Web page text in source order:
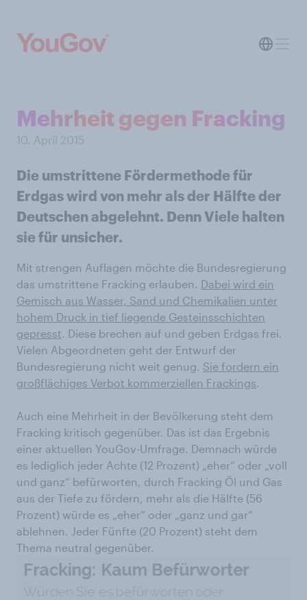
Mehrheit gegen Fracking
10. April 2015
Die umstrittene Fördermethode für
Erdgas wird von mehr als der Hälfte der
Deutschen abgelehnt. Denn Viele halten
sie für unsicher.
Mit strengen Auflagen möchte die Bundesregierung
das umstrittene Fracking erlauben. Dabei wird ein
Gemisch aus Wasser, Sand und Chemikalien unter
hohem Druck in tief liegende Gesteinsschichten
gepresst. Diese brechen auf und geben Erdgas frei.
Vielen Abgeordneten geht der Entwurf der
Bundesregierung nicht weit genug. Sie fordern ein
großflächiges Verbot kommerziellen Frackings.
Auch eine Mehrheit in der Bevölkerung steht dem
Fracking kritisch gegenüber. Das ist das Ergebnis
einer aktuellen YouGov-Umfrage. Demnach würde
es lediglich jeder Achte (12 Prozent) „eher“ oder „voll
und ganz“ befürworten, durch Fracking Öl und Gas
aus der Tiefe zu fördern, mehr als die Hälfte (56
Prozent) würde es „eher“ oder „ganz und gar“
ablehnen. Jeder Fünfte (20 Prozent) steht dem
Thema neutral gegenüber.